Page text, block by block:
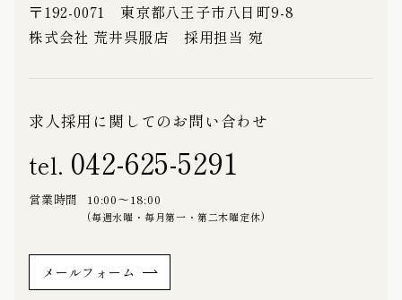
〒192-0071 東京都八王子市八日町9-8
株式会社 荒井呉服店 採用担当 宛
求人採用に関してのお問い合わせ
tel. 042-625-5291
営業時間 10:00～18:00
(毎週水曜・毎月第一・第二木曜定休)
メールフォーム